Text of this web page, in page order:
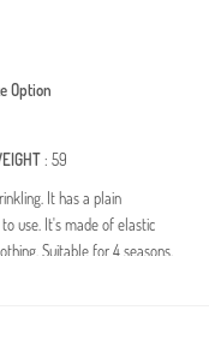
Option
: 59
It has a plain
use. It's made of elastic
Suitable for 4 seasons.
set is vervaardigd van